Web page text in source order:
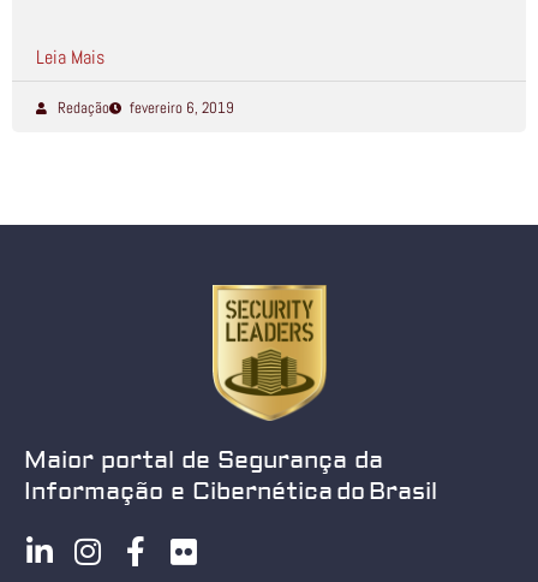
Leia Mais
Redação fevereiro 6, 2019
Maior portal de Segurança da
Informação e Cibernética do Brasil